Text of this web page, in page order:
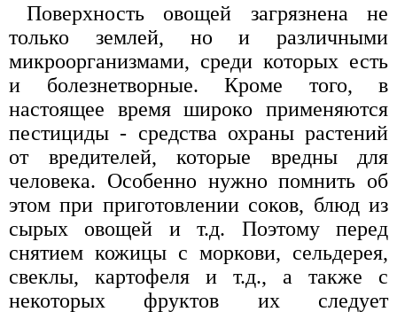
Поверхность овощей загрязнена не
только землей, но и различными
микроорганизмами, среди которых есть
и болезнетворные. Кроме того, в
настоящее время широко применяются
пестициды - средства охраны растений
от вредителей, которые вредны для
человека. Особенно нужно помнить об
этом при приготовлении соков, блюд из
сырых овощей и т.д. Поэтому перед
снятием кожицы с моркови, сельдерея,
свеклы, картофеля и т.д., а также с
некоторых фруктов их следует